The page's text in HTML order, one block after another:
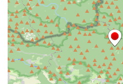
čp. 69/1 v Českých Budějovicích
Socha Jana Valeria Jirsíka u
Českých Budějovicích
Socha Krista klesajícího pod
kostela svatého Mikuláše v
Budějovicích